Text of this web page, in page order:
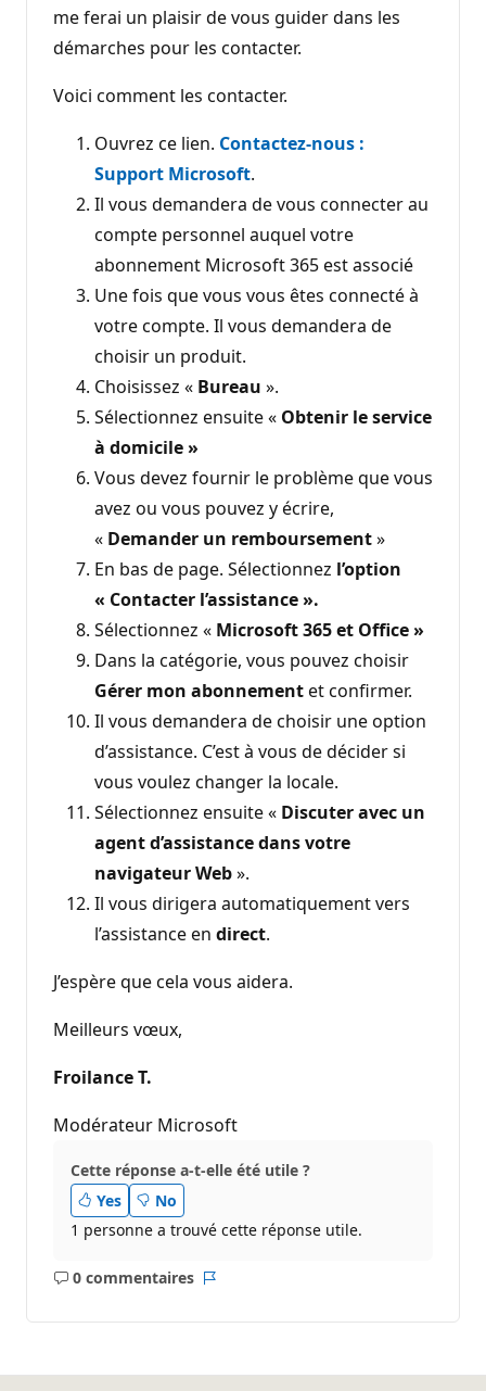
me ferai un plaisir de vous guider dans les
démarches pour les contacter.
Voici comment les contacter.
Ouvrez ce lien. Contactez-nous :
Support Microsoft.
Il vous demandera de vous connecter au
compte personnel auquel votre
abonnement Microsoft 365 est associé
Une fois que vous vous êtes connecté à
votre compte. Il vous demandera de
choisir un produit.
Choisissez « Bureau ».
Sélectionnez ensuite « Obtenir le service
à domicile »
Vous devez fournir le problème que vous
avez ou vous pouvez y écrire,
« Demander un remboursement»
En bas de page. Sélectionnez l’option
« Contacter l’assistance ».
Sélectionnez « Microsoft 365 et Office »
Dans la catégorie, vous pouvez choisir
Gérer mon abonnementet confirmer.
Il vous demandera de choisir une option
d’assistance. C’est à vous de décider si
vous voulez changer la locale.
Sélectionnez ensuite « Discuter avec un
agent d’assistance dans votre
navigateur Web».
Il vous dirigera automatiquement vers
l’assistance en direct.
J’espère que cela vous aidera.
Meilleurs vœux,
Froilance T.
Modérateur Microsoft
Cette réponse a-t-elle été utile ?
Yes
No
1 personne a trouvé cette réponse utile.
0 commentaires
Aucun